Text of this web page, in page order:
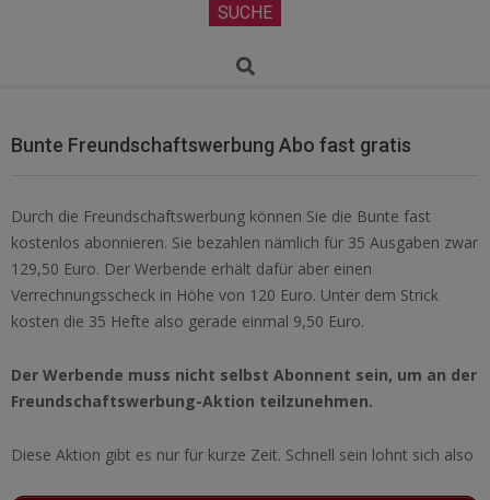
SUCHE
Search
Bunte Freundschaftswerbung Abo fast gratis
Durch die Freundschaftswerbung können Sie die Bunte fast
kostenlos abonnieren. Sie bezahlen nämlich für 35 Ausgaben zwar
129,50 Euro. Der Werbende erhält dafür aber einen
Verrechnungsscheck in Höhe von 120 Euro. Unter dem Strick
kosten die 35 Hefte also gerade einmal 9,50 Euro.
Der Werbende muss nicht selbst Abonnent sein, um an der
Freundschaftswerbung-Aktion teilzunehmen.
Diese Aktion gibt es nur für kurze Zeit. Schnell sein lohnt sich also